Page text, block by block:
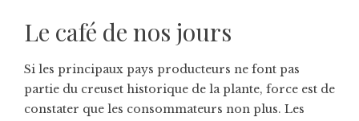
Le café de nos jours
Si les principaux pays producteurs ne font pas
partie du creuset historique de la plante, force est de
constater que les consommateurs non plus. Les